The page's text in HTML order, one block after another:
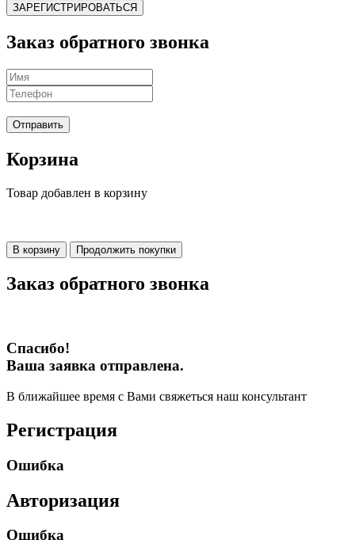
ЗАРЕГИСТРИРОВАТЬСЯ
Заказ обратного звонка
Отправить
Корзина
Товар добавлен в корзину
В корзину Продолжить покупки
Заказ обратного звонка
Спасибо!
Ваша заявка отправлена.
В ближайшее время с Вами свяжеться наш консультант
Регистрация
Ошибка
Авторизация
Ошибка